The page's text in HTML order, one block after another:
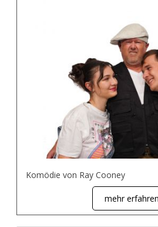
Komödie von Ray Cooney
mehr erfahren